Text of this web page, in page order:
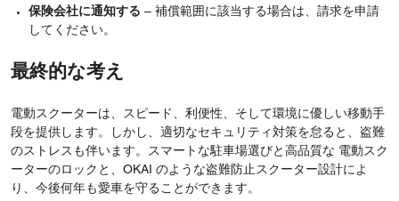
保険会社に通知する – 補償範囲に該当する場合は、請求を申請
してください。
最終的な考え
電動スクーターは、スピード、利便性、そして環境に優しい移動手
段を提供します。しかし、適切なセキュリティ対策を怠ると、盗難
のストレスも伴います。スマートな駐車場選びと高品質な 電動スク
ーターのロックと、OKAI のような盗難防止スクーター設計によ
り、今後何年も愛車を守ることができます。